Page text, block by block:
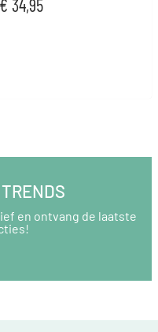
€ 34,95
TRENDS
en ontvang de laatste